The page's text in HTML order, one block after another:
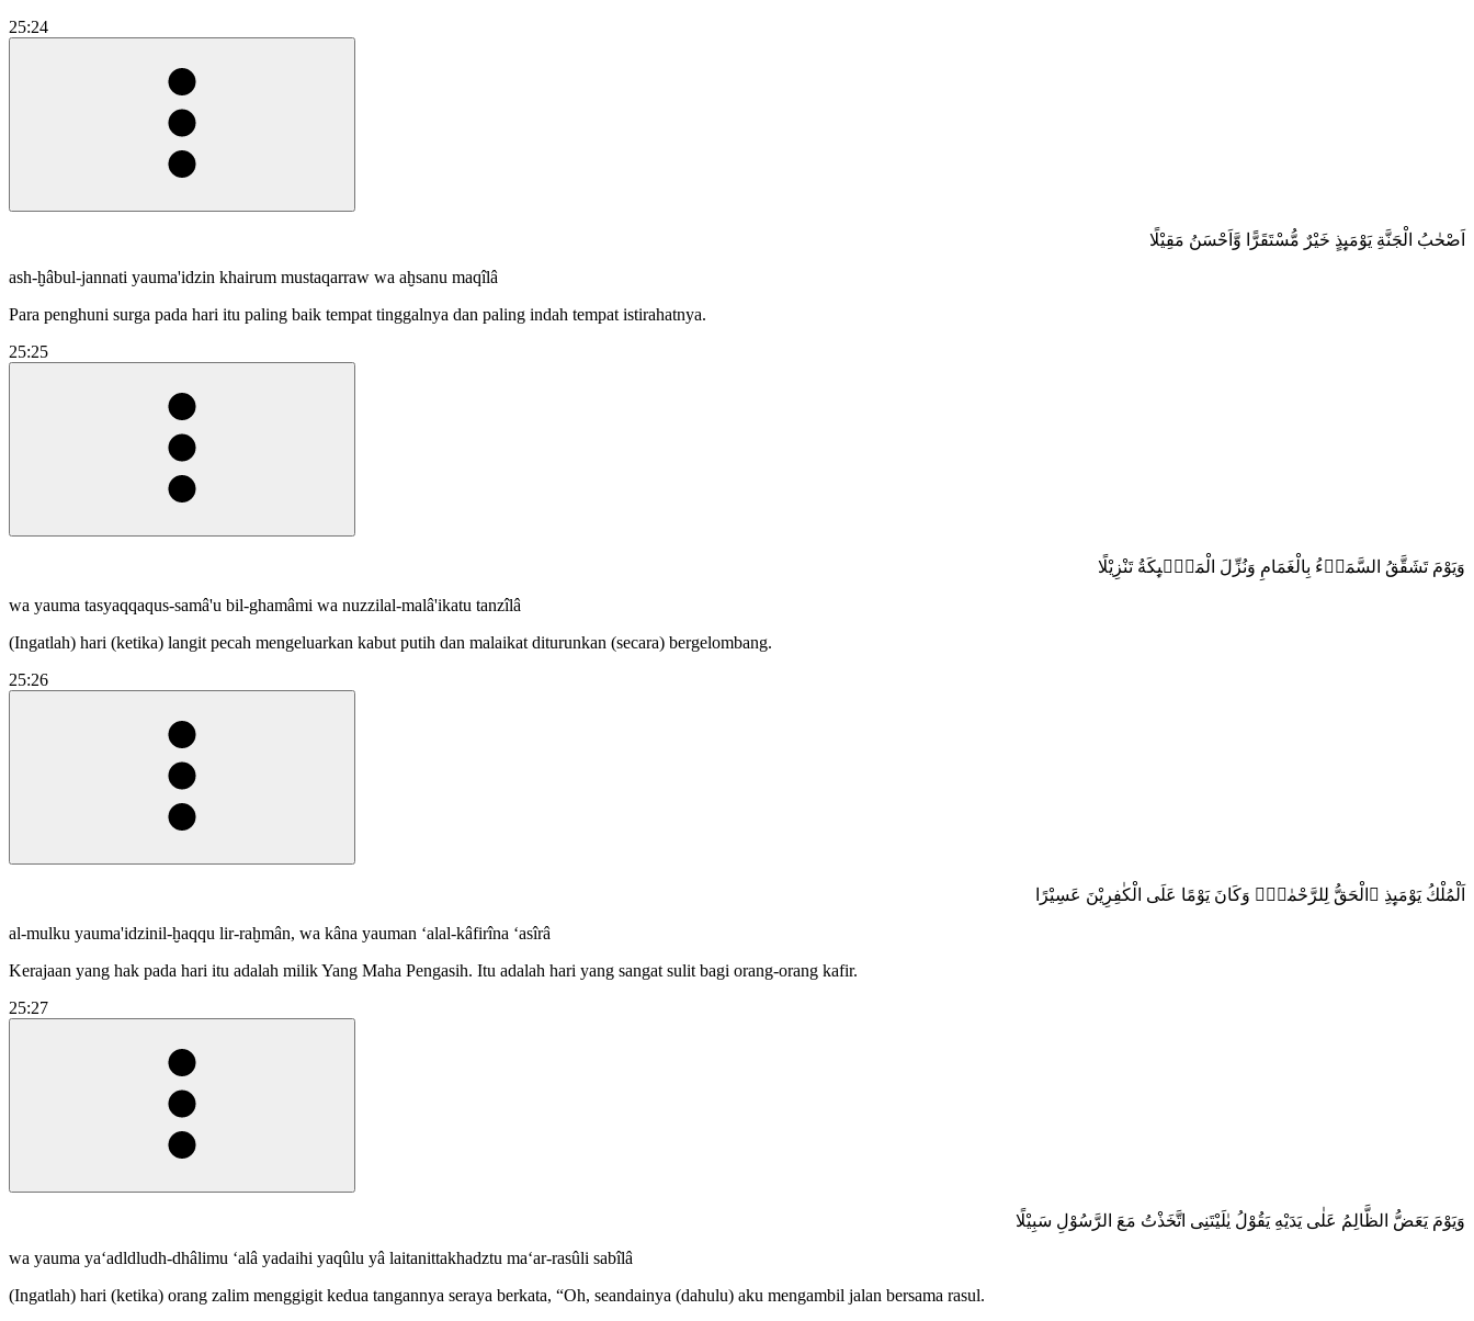
25:24
اَصْحٰبُ الْجَنَّةِ يَوْمَىِٕذٍ خَيْرٌ مُّسْتَقَرًّا وَّاَحْسَنُ مَقِيْلًا
ash-ḫâbul-jannati yauma'idzin khairum mustaqarraw wa aḫsanu maqîlâ
Para penghuni surga pada hari itu paling baik tempat tinggalnya dan paling indah tempat istirahatnya.
25:25
وَيَوْمَ تَشَقَّقُ السَّمَاۤءُ بِالْغَمَامِ وَنُزِّلَ الْمَلٰۤىِٕكَةُ تَنْزِيْلًا
wa yauma tasyaqqaqus-samâ'u bil-ghamâmi wa nuzzilal-malâ'ikatu tanzîlâ
(Ingatlah) hari (ketika) langit pecah mengeluarkan kabut putih dan malaikat diturunkan (secara) bergelombang.
25:26
اَلْمُلْكُ يَوْمَىِٕذِ ࣙالْحَقُّ لِلرَّحْمٰنِۗ وَكَانَ يَوْمًا عَلَى الْكٰفِرِيْنَ عَسِيْرًا
al-mulku yauma'idzinil-ḫaqqu lir-raḫmân, wa kâna yauman ‘alal-kâfirîna ‘asîrâ
Kerajaan yang hak pada hari itu adalah milik Yang Maha Pengasih. Itu adalah hari yang sangat sulit bagi orang-orang kafir.
25:27
وَيَوْمَ يَعَضُّ الظَّالِمُ عَلٰى يَدَيْهِ يَقُوْلُ يٰلَيْتَنِى اتَّخَذْتُ مَعَ الرَّسُوْلِ سَبِيْلًا
wa yauma ya‘adldludh-dhâlimu ‘alâ yadaihi yaqûlu yâ laitanittakhadztu ma‘ar-rasûli sabîlâ
(Ingatlah) hari (ketika) orang zalim menggigit kedua tangannya seraya berkata, “Oh, seandainya (dahulu) aku mengambil jalan bersama rasul.